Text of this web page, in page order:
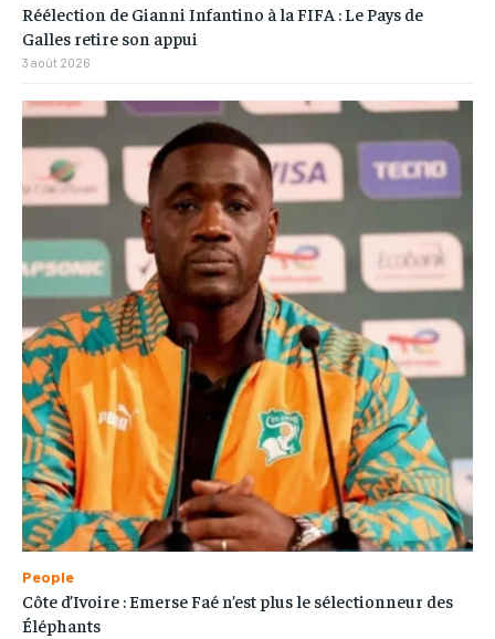
Réélection de Gianni Infantino à la FIFA : Le Pays de
Galles retire son appui
3 août 2026
People
Côte d’Ivoire : Emerse Faé n’est plus le sélectionneur des
Éléphants